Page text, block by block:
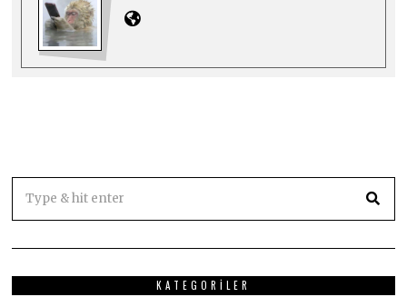
KATEGORILER